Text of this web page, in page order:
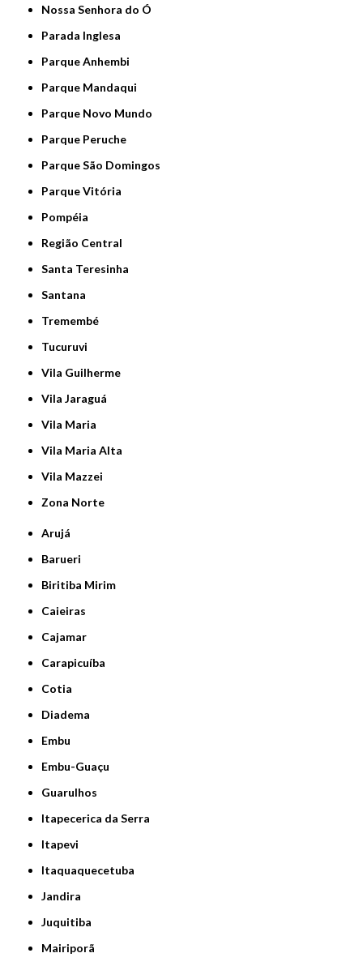
Nossa Senhora do Ó
Parada Inglesa
Parque Anhembi
Parque Mandaqui
Parque Novo Mundo
Parque Peruche
Parque São Domingos
Parque Vitória
Pompéia
Região Central
Santa Teresinha
Santana
Tremembé
Tucuruvi
Vila Guilherme
Vila Jaraguá
Vila Maria
Vila Maria Alta
Vila Mazzei
Zona Norte
Arujá
Barueri
Biritiba Mirim
Caieiras
Cajamar
Carapicuíba
Cotia
Diadema
Embu
Embu-Guaçu
Guarulhos
Itapecerica da Serra
Itapevi
Itaquaquecetuba
Jandira
Juquitiba
Mairiporã